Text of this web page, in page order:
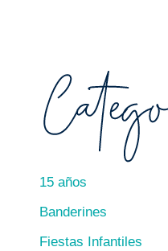
15 años
Banderines
Fiestas Infantiles